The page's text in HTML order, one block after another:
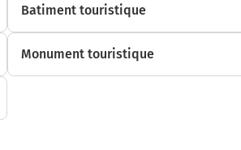
Batiment touristique
Monument touristique